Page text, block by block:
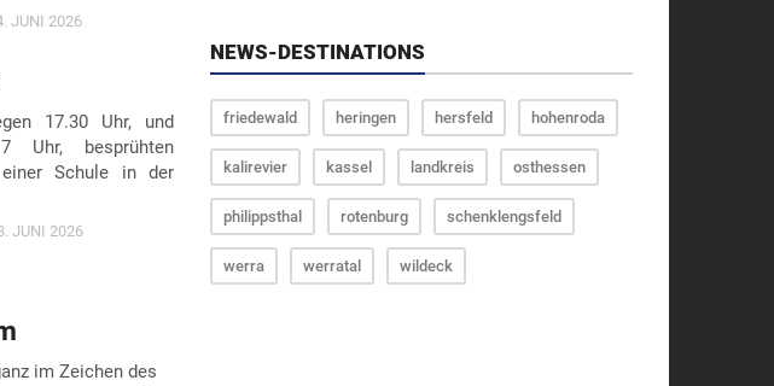
JUNI 2026
17.30 Uhr, und
Uhr, besprühten
einer Schule in der
JUNI 2026
im Zeichen des
NEWS-DESTINATIONS
friedewald heringen hersfeld hohenroda
kalirevier kassel landkreis osthessen
philippsthal rotenburg schenklengsfeld
werra werratal wildeck